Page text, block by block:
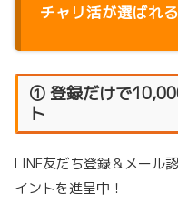
チャリ活が選ばれ
① 登録だけで
ト
LINE友だち登録＆メール
イントを進呈中！